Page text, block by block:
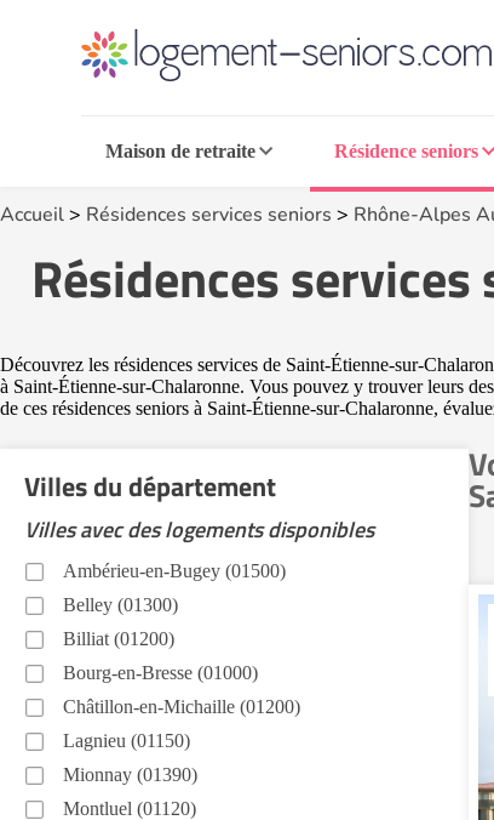
Maison de retraite Résidence seniors
Accueil> Résidences services seniors > Rhône-Alpes
Résidences
Découvrez les résidences services de Saint-Étienne-sur-
à Saint-Étienne-sur-Chalaronne. Vous pouvez y trouver leurs
de ces résidences seniors à Saint-Étienne-sur-Chalaronne,
Villes du département
Villes avec des logements disponibles
Ambérieu-en-Bugey (01500)
Belley (01300)
Billiat (01200)
Bourg-en-Bresse (01000)
Châtillon-en-Michaille (01200)
Lagnieu (01150)
Mionnay (01390)
Montluel (01120)